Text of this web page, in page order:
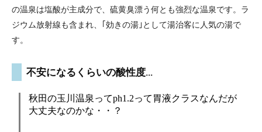
の温泉は塩酸が主成分で、硫黄臭漂う何とも強烈な温泉です。ラ
ジウム放射線も含まれ、｢効きの湯｣として湯治客に人気の湯で
す。
不安になるくらいの酸性度…
秋田の玉川温泉ってph1.2って胃液クラスなんだが
大丈夫なのかな・・？